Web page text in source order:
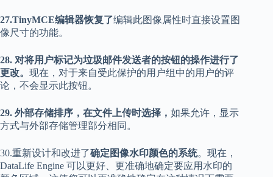
27.TinyMCE编辑器恢复了编辑此图像属性时直接设置图
像尺寸的功能。
28. 对将用户标记为垃圾邮件发送者的按钮的操作进行了
更改。 现在，对于来自受此保护的用户组中的用户的评
论，不会显示此按钮。
29. 外部存储排序，在文件上传时选择， 如果允许，显示
方式与外部存储管理部分相同。
30.重新设计和改进了确定图像水印颜色的系统。现在，
DataLife Engine 可以更好、更准确地确定要应用水印的